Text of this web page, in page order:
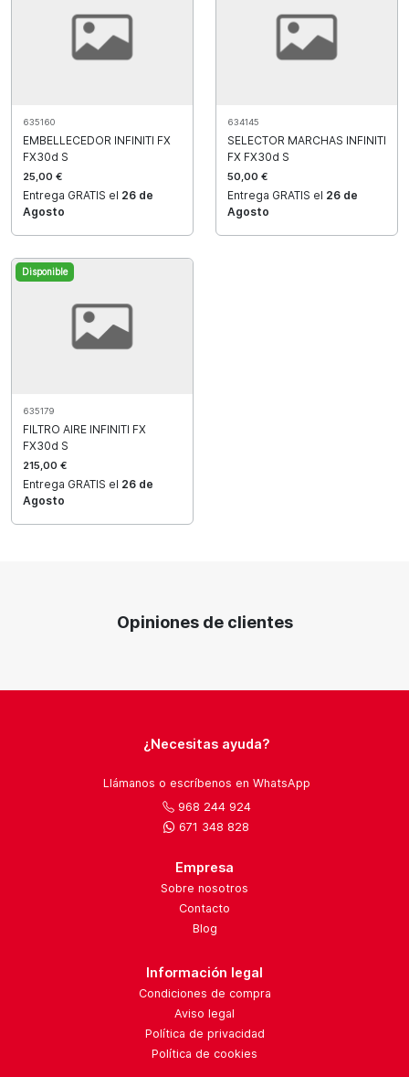
635160
EMBELLECEDOR INFINITI FX
FX30d S
25,00 €
Entrega GRATIS el 26 de
Agosto
634145
SELECTOR MARCHAS INFINITI
FX FX30d S
50,00 €
Entrega GRATIS el 26 de
Agosto
Disponible
635179
FILTRO AIRE INFINITI FX
FX30d S
215,00 €
Entrega GRATIS el 26 de
Agosto
Opiniones de clientes
¿Necesitas ayuda?
Llámanos o escríbenos en WhatsApp
968 244 924
671 348 828
Empresa
Sobre nosotros
Contacto
Blog
Información legal
Condiciones de compra
Aviso legal
Política de privacidad
Política de cookies